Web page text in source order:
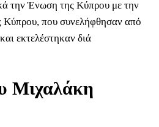
την Ένωση της Κύπρου με την
Κύπρου, που συνελήφθησαν από
εκτελέστηκαν διά
Μιχαλάκη